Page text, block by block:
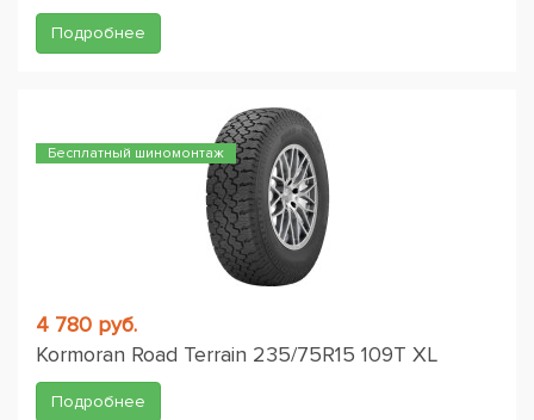
Подробнее
Бесплатный шиномонтаж
4 780 руб.
Kormoran Road Terrain 235/75R15 109T XL
Подробнее